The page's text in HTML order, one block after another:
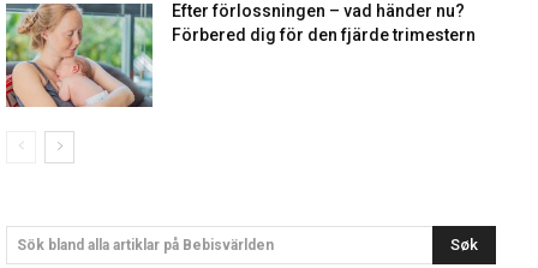
Efter förlossningen – vad händer nu?
Förbered dig för den fjärde trimestern
Sök bland alla artiklar på Bebisvärlden Søk